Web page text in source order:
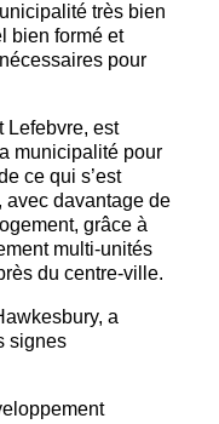
très bien
bien formé et
pour
Lefebvre, est
municipalité pour
ce qui s’est
avec davantage de
grâce à
multi-unités
du centre-ville.
a
signes